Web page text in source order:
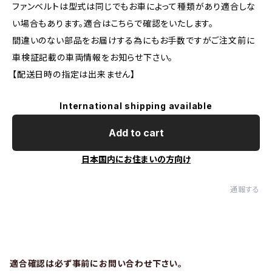
ファンベルトは型式は同じでもお車によって種類があり適合しな
い場合もあります。適合はこちらで確認をいたします。
間違いのない部品をお届けする為にもお手数ですがご注文前に
車検証記載の車両情報をお知らせ下さい。
【配送日時の指定は出来ません】
International shipping available
Add to cart
日本国内にお住まいの方向け
通報する
適合確認は必ず事前にお問い合わせ下さい。